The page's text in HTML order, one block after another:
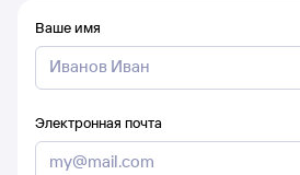
Ваше имя
Электронная почта